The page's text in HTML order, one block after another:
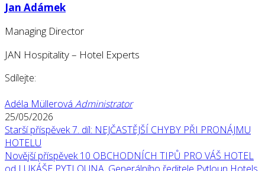
Jan Adámek
Managing Director
JAN Hospitality – Hotel Experts
Sdílejte:
Adéla Müllerová Administrator
25/05/2026
Starší příspěvek7. díl: NEJČASTĚJŠÍ CHYBY PŘI PRONÁJMU
HOTELU
Novější příspěvek10 OBCHODNÍCH TIPŮ PRO VÁŠ HOTEL